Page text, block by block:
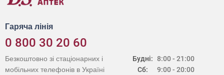
Гаряча лінія
0 800 30 20 60
Будні:
Сб:
8:00 - 21:00
9:00 - 20:00
Безкоштовно зі стаціонарних і
мобільних телефонів в Україні